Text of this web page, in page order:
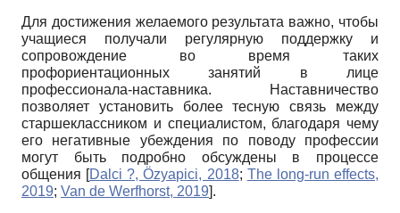
Для достижения желаемого результата важно, чтобы
учащиеся получали регулярную поддержку и
сопровождение во время таких
профориентационных занятий в лице
профессионала-наставника. Наставничество
позволяет установить более тесную связь между
старшеклассником и специалистом, благодаря чему
его негативные убеждения по поводу профессии
могут быть подробно обсуждены в процессе
общения [Dalci ?, Özyapici, 2018; The long-run effects,
2019; Van de Werfhorst, 2019].